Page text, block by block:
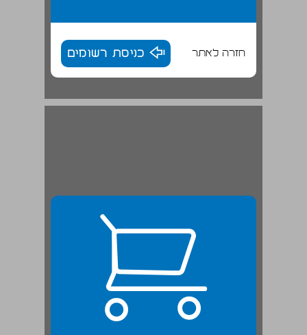
חזרה לאתר כניסת רשומים